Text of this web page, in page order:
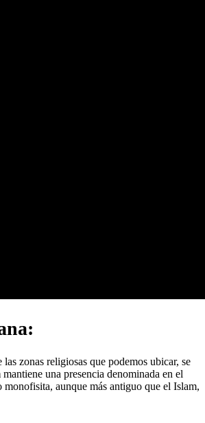
zonas religiosas que podemos ubicar, se
una presencia denominada en el
aunque más antiguo que el Islam,